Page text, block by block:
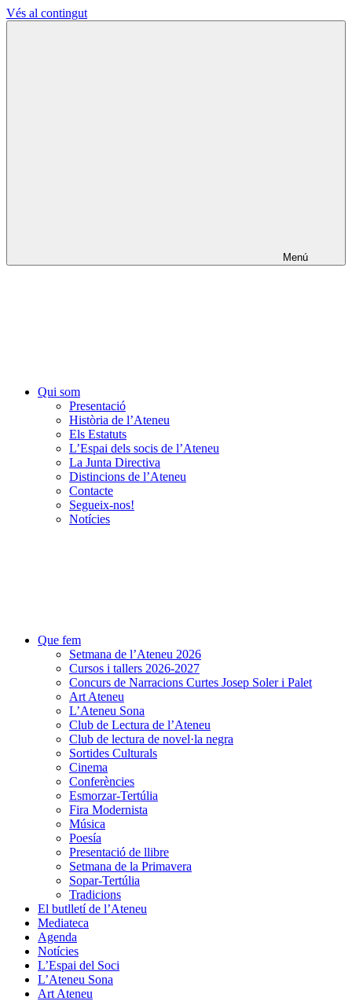
Vés al contingut
Menú
Qui som
Presentació
Història de l’Ateneu
Els Estatuts
L’Espai dels socis de l’Ateneu
La Junta Directiva
Distincions de l’Ateneu
Contacte
Segueix-nos!
Notícies
Que fem
Setmana de l’Ateneu 2026
Cursos i tallers 2026-2027
Concurs de Narracions Curtes Josep Soler i Palet
Art Ateneu
L’Ateneu Sona
Club de Lectura de l’Ateneu
Club de lectura de novel·la negra
Sortides Culturals
Cinema
Conferències
Esmorzar-Tertúlia
Fira Modernista
Música
Poesía
Presentació de llibre
Setmana de la Primavera
Sopar-Tertúlia
Tradicions
El butlletí de l’Ateneu
Mediateca
Agenda
Notícies
L’Espai del Soci
L’Ateneu Sona
Art Ateneu